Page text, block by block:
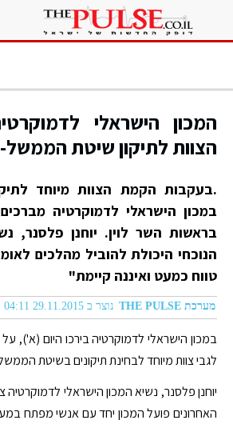
המכון הישראלי
הצוות לתיקון שיטת
.בעקבות הקמת הצוות מיוחד
במכון הישראלי לדמוקרטיה
בראשות השר לוין. יוחנן פלסנר,
הנוכחי היכולת להוביל מהלכים
טווח כמעט ואיננה קיימת"
מערכת THE PULSE נוצר ב 29.11.2015 04:11
במכון הישראלי לדמוקרטיה בירכו היום
לגבי צוות מיוחד לבחינת תיקונים בשיטת
יוחנן פלסנר, נשיא המכון הישראלי לדמוקרטיה
האחרונים פועל המכון יחד עם אנשי מפתח